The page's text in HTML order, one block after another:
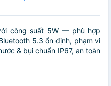
công suất 5W — phù hợp
5.3 ổn định, phạm vi
& bụi chuẩn IP67, an toàn